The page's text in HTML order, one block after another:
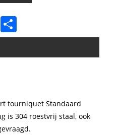
LinkedIn
tourniquet Standaard
is 304 roestvrij staal, ook